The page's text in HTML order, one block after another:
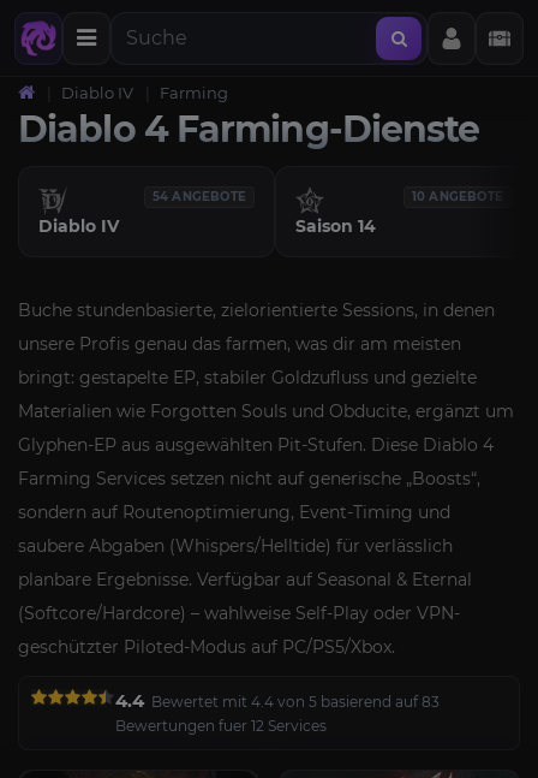
Diablo IV Farming
Diablo 4 Farming-Dienste
54 ANGEBOTE
Diablo IV
10 ANGEBOTE
Saison 14
Buche stundenbasierte, zielorientierte Sessions, in denen
unsere Profis genau das farmen, was dir am meisten
bringt: gestapelte EP, stabiler Goldzufluss und gezielte
Materialien wie Forgotten Souls und Obducite, ergänzt um
Glyphen-EP aus ausgewählten Pit-Stufen. Diese Diablo 4
Farming Services setzen nicht auf generische „Boosts“,
sondern auf Routenoptimierung, Event-Timing und
saubere Abgaben (Whispers/Helltide) für verlässlich
planbare Ergebnisse. Verfügbar auf Seasonal & Eternal
(Softcore/Hardcore) – wahlweise Self-Play oder VPN-
geschützter Piloted-Modus auf PC/PS5/Xbox.
4.4 Bewertet mit 4.4 von 5 basierend auf 83
Bewertungen fuer 12 Services